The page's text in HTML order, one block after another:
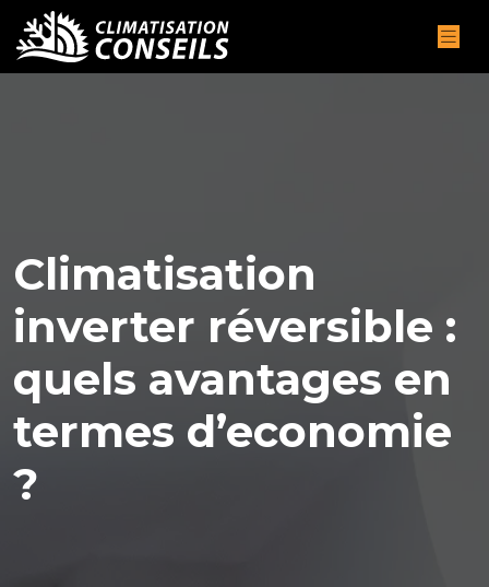
Climatisation
inverter réversible :
quels avantages en
termes d’economie
?